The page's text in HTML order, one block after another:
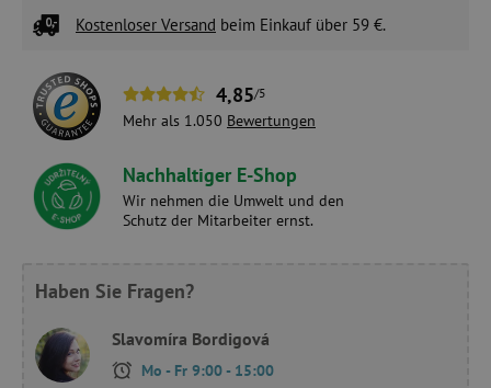
Kostenloser Versand beim Einkauf über 59 €.
4,85/5
Mehr als 1.050 Bewertungen
Nachhaltiger E-Shop
Wir nehmen die Umwelt und den
Schutz der Mitarbeiter ernst.
Haben Sie Fragen?
Slavomíra Bordigová
Mo - Fr 9:00 - 15:00